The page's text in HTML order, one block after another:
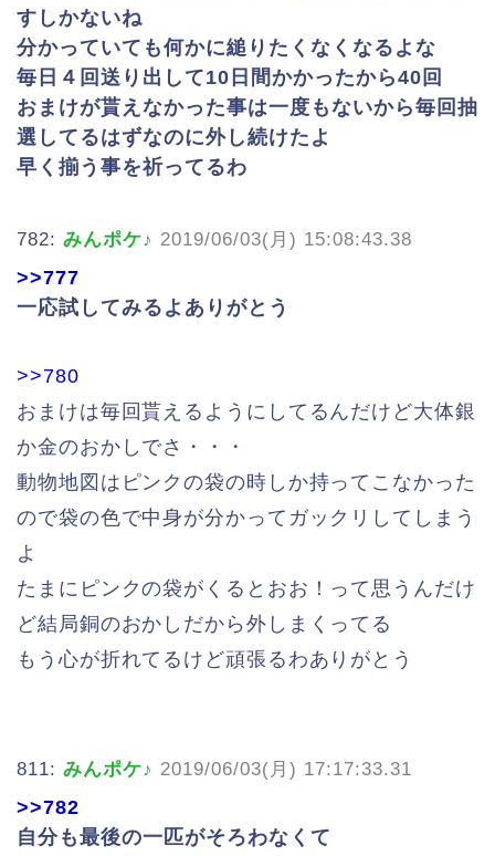
すしかないね
分かっていても何かに縋りたくなくなるよな
毎日４回送り出して10日間かかったから40回
おまけが貰えなかった事は一度もないから毎回抽
選してるはずなのに外し続けたよ
早く揃う事を祈ってるわ
782: みんポケ♪ 2019/06/03(月) 15:08:43.38
>>777
一応試してみるよありがとう
>>780
おまけは毎回貰えるようにしてるんだけど大体銀
か金のおかしでさ・・・
動物地図はピンクの袋の時しか持ってこなかった
ので袋の色で中身が分かってガックリしてしまう
よ
たまにピンクの袋がくるとおお！って思うんだけ
ど結局銅のおかしだから外しまくってる
もう心が折れてるけど頑張るわありがとう
811: みんポケ♪ 2019/06/03(月) 17:17:33.31
>>782
自分も最後の一匹がそろわなくて